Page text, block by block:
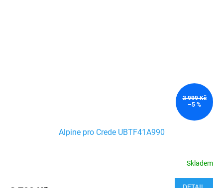
3 999 Kč
–5 %
Alpine pro Crede UBTF41A990
Skladem